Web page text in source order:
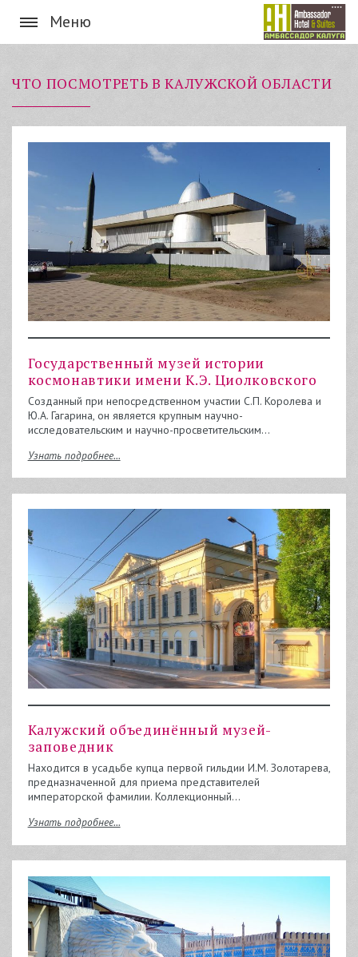
Меню
ЧТО ПОСМОТРЕТЬ В КАЛУЖСКОЙ ОБЛАСТИ
Государственный музей истории
космонавтики имени К.Э. Циолковского
Созданный при непосредственном участии С.П. Королева и
Ю.А. Гагарина, он является крупным научно-
исследовательским и научно-просветительским…
Узнать подробнее...
Калужский объединённый музей-
заповедник
Находится в усадьбе купца первой гильдии И.М. Золотарева,
предназначенной для приема представителей
императорской фамилии. Коллекционный…
Узнать подробнее...